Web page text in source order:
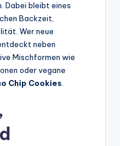
Dabei bleibt eines
Backzeit,
Wer neue
neben
Mischformen wie
oder vegane
Chip Cookies